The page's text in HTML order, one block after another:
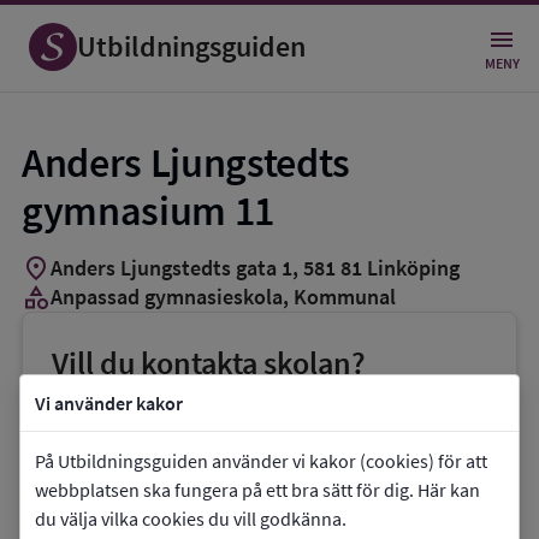
Vi använder kakor
På Utbildningsguiden använder vi kakor (cookies) för att
webbplatsen ska fungera på ett bra sätt för dig. Här kan
du välja vilka cookies du vill godkänna.
Utbildningsguiden MENY
Anders Ljungstedts
gymnasium 11
location_onAnders Ljungstedts gata 1, 581 81 Linköping
categoryAnpassad gymnasieskola, Kommunal
Vill du kontakta skolan?
phoneTelefon:013-207600
link Webbplats:Anders Ljungstedts gymnasium
11